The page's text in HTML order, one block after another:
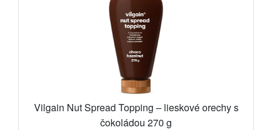
Vilgain Nut Spread Topping – lieskové orechy s
čokoládou 270 g